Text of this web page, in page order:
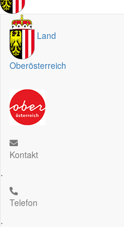
Land
Oberösterreich
Kontakt
.
Telefon
.